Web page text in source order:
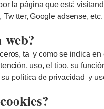
la página que está
Google adsense, etc.
web?
tal y como se indica
uso, el tipo, su
política de privacidad y